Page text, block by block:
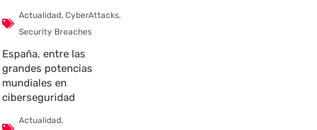
Actualidad, CyberAttacks,
Security Breaches
España, entre las
grandes potencias
mundiales en
ciberseguridad
Actualidad,